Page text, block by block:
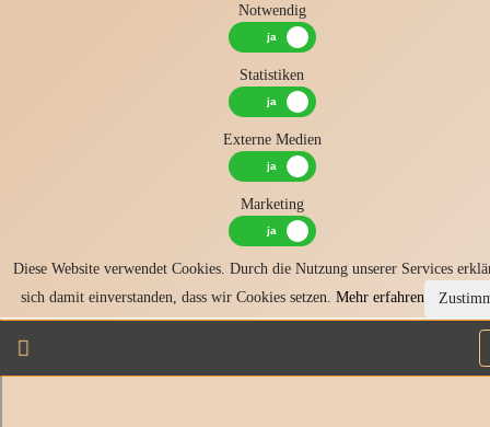
Notwendig
Statistiken
Externe Medien
Marketing
Diese Website verwendet Cookies. Durch die Nutzung unserer Services
sich damit einverstanden, dass wir Cookies setzen. Mehr erfahren